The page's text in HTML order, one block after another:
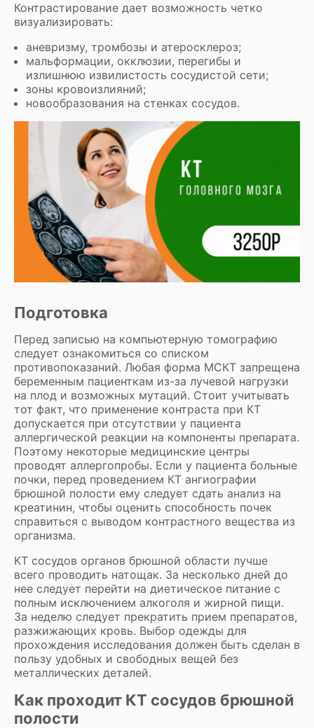
Контрастирование дает возможность четко
визуализировать:
аневризму, тромбозы и атеросклероз;
мальформации, окклюзии, перегибы и
излишнюю извилистость сосудистой сети;
зоны кровоизлияний;
новообразования на стенках сосудов.
Подготовка
Перед записью на компьютерную томографию
следует ознакомиться со списком
противопоказаний. Любая форма МСКТ запрещена
беременным пациенткам из-за лучевой нагрузки
на плод и возможных мутаций. Стоит учитывать
тот факт, что применение контраста при КТ
допускается при отсутствии у пациента
аллергической реакции на компоненты препарата.
Поэтому некоторые медицинские центры
проводят аллергопробы. Если у пациента больные
почки, перед проведением КТ ангиографии
брюшной полости ему следует сдать анализ на
креатинин, чтобы оценить способность почек
справиться с выводом контрастного вещества из
организма.
КТ сосудов органов брюшной области лучше
всего проводить натощак. За несколько дней до
нее следует перейти на диетическое питание с
полным исключением алкоголя и жирной пищи.
За неделю следует прекратить прием препаратов,
разжижающих кровь. Выбор одежды для
прохождения исследования должен быть сделан в
пользу удобных и свободных вещей без
металлических деталей.
Как проходит КТ сосудов брюшной
полости